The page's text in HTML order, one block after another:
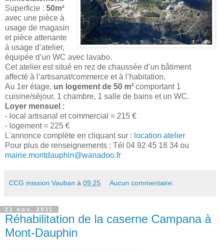
Superficie : 50m²
avec une pièce à
usage de magasin
et pièce attenante
à usage d’atelier,
équipée d’un WC avec lavabo.
Cet atelier est situé en rez de chaussée d’un bâtiment
affecté à l’artisanat/commerce et à l’habitation.
Au 1er étage, un logement de 50 m² comportant 1
cuisine/séjour, 1 chambre, 1 salle de bains et un WC.
Loyer mensuel :
- local artisanal et commercial = 215 €
- logement = 225 €
L'annonce complète en cliquant sur : location atelier
Pour plus de renseignements : Tél 04 92 45 18 34 ou
mairie.montdauphin@wanadoo.fr
CCG mission Vauban à 09:25 Aucun commentaire:
21 nov. 2011
Réhabilitation de la caserne Campana à
Mont-Dauphin